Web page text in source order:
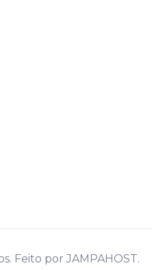
Feito por JAMPAHOST.